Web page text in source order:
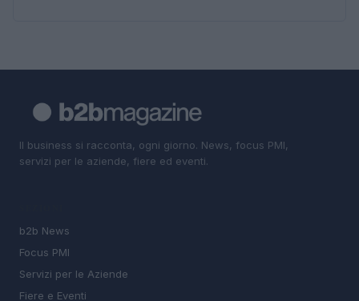
Il business si racconta, ogni giorno. News, focus PMI,
servizi per le aziende, fiere ed eventi.
b2b News
Focus PMI
Servizi per le Aziende
Fiere e Eventi